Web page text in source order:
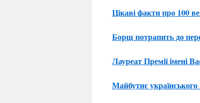
Цікаві факти про 100
Борщ потрапить до
Лауреат Премії імені
Майбутнє